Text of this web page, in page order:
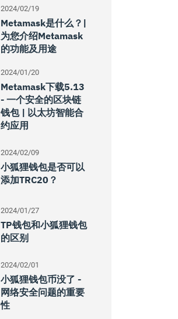
2024/02/19
Metamask是什么？|
为您介绍Metamask
的功能及用途
2024/01/20
Metamask下载5.13
- 一个安全的区块链
钱包 | 以太坊智能合
约应用
2024/02/09
小狐狸钱包是否可以
添加TRC20？
2024/01/27
TP钱包和小狐狸钱包
的区别
2024/02/01
小狐狸钱包币没了 -
网络安全问题的重要
性